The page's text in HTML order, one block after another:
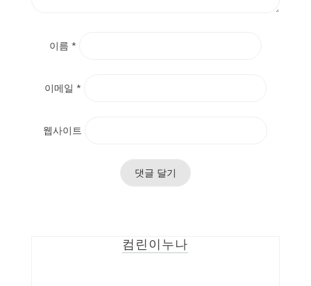
이름 *
이메일 *
웹사이트
컴린이누나